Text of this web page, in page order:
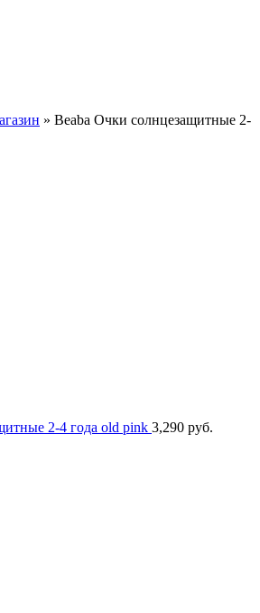
» Beaba Очки солнцезащитные 2-
2-4 года old pink 3,290 руб.